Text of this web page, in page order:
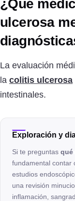
¿Qué
ulcerosa
La evaluación
la colitis ulcerosa
intestinales.
Exploración y
Si te preguntas qué
fundamental contar
estudios
una revisión
inflamación,